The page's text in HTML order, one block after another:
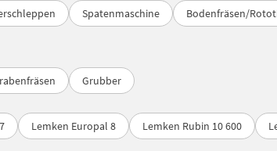
Spatenmaschine Bodenfräsen/
Grubber
Lemken Europal 8 Lemken Rubin 10 600